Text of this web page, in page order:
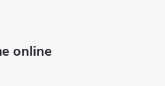
online